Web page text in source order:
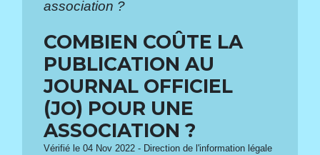
association ?
COMBIEN COÛTE LA
PUBLICATION AU
JOURNAL OFFICIEL
(JO) POUR UNE
ASSOCIATION ?
Vérifié le 04 Nov 2022 - Direction de l'information légale